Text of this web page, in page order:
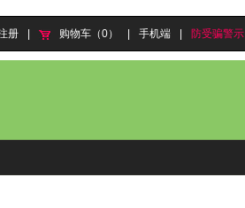
册 购物车（0） 手机端 防受骗警示